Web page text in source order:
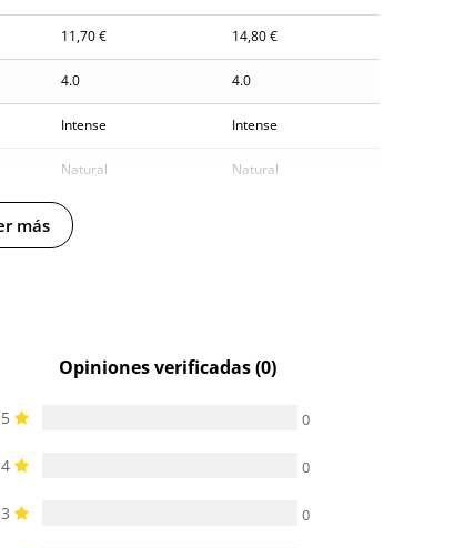
sin distintivos
(fecha estimada)
11,70 € 14,80 €
4.0 4.0
Intense Intense
Natural Natural
Silicona
más
Opiniones verificadas (0)
5 0
4 0
3 0